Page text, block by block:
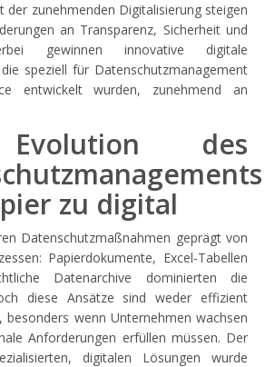
der zunehmenden Digitalisierung steigen
an Transparenz, Sicherheit und
gewinnen innovative digitale
speziell für Datenschutzmanagement
entwickelt wurden, zunehmend an
des
zu digital
Datenschutzmaßnahmen geprägt von
Papierdokumente, Excel-Tabellen
Datenarchive dominierten die
diese Ansätze sind weder effizient
besonders wenn Unternehmen wachsen
Anforderungen erfüllen müssen. Der
digitalen Lösungen wurde